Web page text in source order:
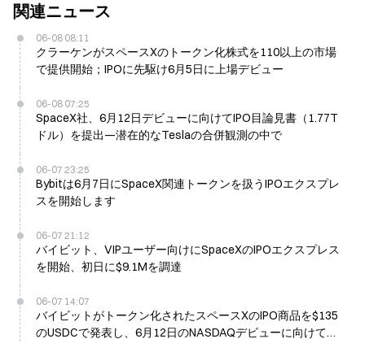
関連ニュース
06-08 08:11
クラーケンがスペースXのトークン化株式を110以上の市場
で提供開始；IPOに先駆け6月5日に上場デビュー
06-08 07:25
SpaceX社、6月12日デビューに向けてIPO目論見書（1.77T
ドル）を提出—潜在的なTeslaの合併観測の中で
06-07 23:25
Bybitは6月7日にSpaceX関連トークンを扱うIPOエクスプレ
スを開始します
06-07 21:12
バイビット、VIPユーザー向けにSpaceXのIPOエクスプレス
を開始、初日に$9.1Mを調達
06-07 14:07
バイビットがトークン化されたスペースXのIPO商品を$135
のUSDCで発表し、6月12日のNASDAQデビューに向けて日